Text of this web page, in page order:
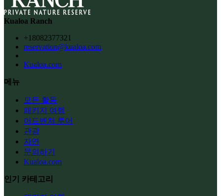
Kualoa Ranch
+18082377321
reservation@kualoa.com
Kualoa.com
메뉴
모든 활동
패키지 여행
어드벤처 투어
관광
자연
문의하기
Kualoa.com
인기 카테고리